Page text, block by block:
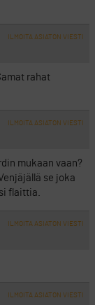
ILMOITA ASIATON VIESTI
rahat
ILMOITA ASIATON VIESTI
mukaan vaan?
se joka
flaittia.
ILMOITA ASIATON VIESTI
ILMOITA ASIATON VIESTI